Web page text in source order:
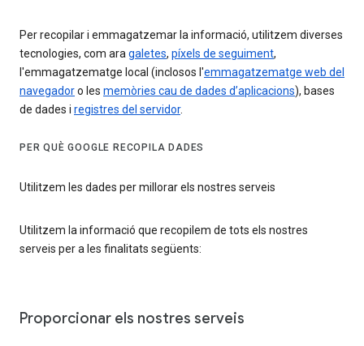
Per recopilar i emmagatzemar la informació, utilitzem diverses
tecnologies, com aragaletes, píxels de seguiment,
l'emmagatzematge local (inclosos l'emmagatzematge web del
navegadoro les memòries cau de dades d’aplicacions), bases
de dades i registres del servidor.
PER QUÈ GOOGLE RECOPILA DADES
Utilitzem les dades per millorar els nostres serveis
Utilitzem la informació que recopilem de tots els nostres
serveis per a les finalitats següents:
Proporcionar els nostres serveis